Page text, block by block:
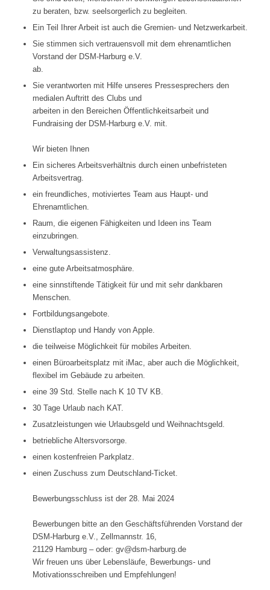
zu beraten, bzw. seelsorgerlich zu begleiten.
Ein Teil Ihrer Arbeit ist auch die Gremien- und Netzwerkarbeit.
Sie stimmen sich vertrauensvoll mit dem ehrenamtlichen
Vorstand der DSM-Harburg e.V.
ab.
Sie verantworten mit Hilfe unseres Pressesprechers den
medialen Auftritt des Clubs und
arbeiten in den Bereichen Öffentlichkeitsarbeit und
Fundraising der DSM-Harburg e.V. mit.
Wir bieten Ihnen
Ein sicheres Arbeitsverhältnis durch einen unbefristeten
Arbeitsvertrag.
ein freundliches, motiviertes Team aus Haupt- und
Ehrenamtlichen.
Raum, die eigenen Fähigkeiten und Ideen ins Team
einzubringen.
Verwaltungsassistenz.
eine gute Arbeitsatmosphäre.
eine sinnstiftende Tätigkeit für und mit sehr dankbaren
Menschen.
Fortbildungsangebote.
Dienstlaptop und Handy von Apple.
die teilweise Möglichkeit für mobiles Arbeiten.
einen Büroarbeitsplatz mit iMac, aber auch die Möglichkeit,
flexibel im Gebäude zu arbeiten.
eine 39 Std. Stelle nach K 10 TV KB.
30 Tage Urlaub nach KAT.
Zusatzleistungen wie Urlaubsgeld und Weihnachtsgeld.
betriebliche Altersvorsorge.
einen kostenfreien Parkplatz.
einen Zuschuss zum Deutschland-Ticket.
Bewerbungsschluss ist der 28. Mai 2024
Bewerbungen bitte an den Geschäftsführenden Vorstand der
DSM-Harburg e.V., Zellmannstr. 16,
21129 Hamburg – oder: gv@dsm-harburg.de
Wir freuen uns über Lebensläufe, Bewerbungs- und
Motivationsschreiben und Empfehlungen!